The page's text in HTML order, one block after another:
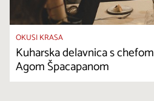
OKUSI KRASA
Kuharska delavnica s chefom
Agom Špacapanom